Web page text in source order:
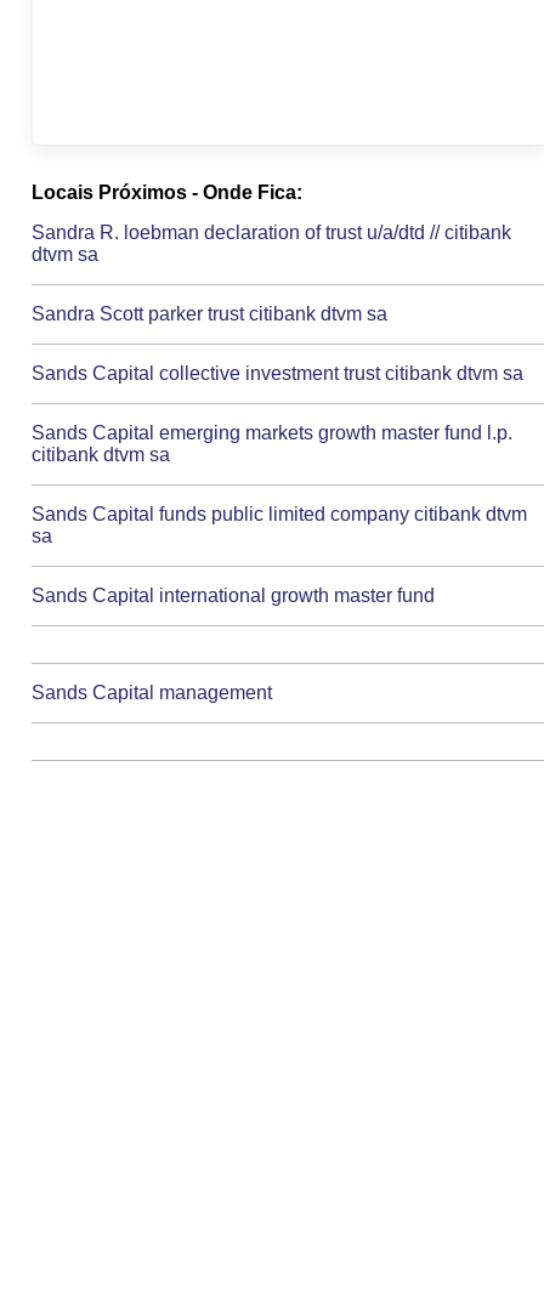
Locais Próximos - Onde Fica:
Sandra R. loebman declaration of trust u/a/dtd // citibank
dtvm sa
Sandra Scott parker trust citibank dtvm sa
Sands Capital collective investment trust citibank dtvm sa
Sands Capital emerging markets growth master fund l.p.
citibank dtvm sa
Sands Capital funds public limited company citibank dtvm
sa
Sands Capital international growth master fund
Sands Capital management